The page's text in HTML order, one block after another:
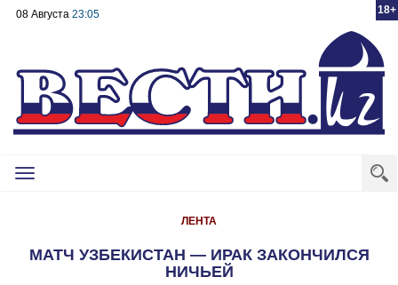
18+
08 Августа 23:05
Toggle
ЛЕНТА
МАТЧ УЗБЕКИСТАН — ИРАК ЗАКОНЧИЛСЯ
НИЧЬЕЙ